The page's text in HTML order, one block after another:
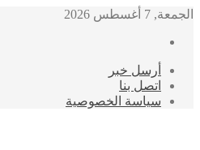
الجمعة, 7 أغسطس 2026
أرسل خبر
اتصل بنا
سياسة الخصوصية